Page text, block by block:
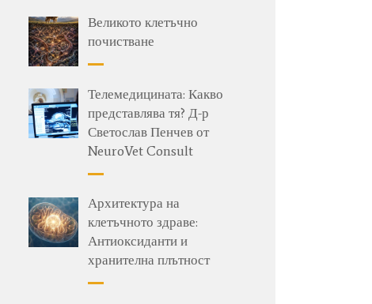
Великото клетъчно
почистване
Телемедицината: Какво
представлява тя? Д-р
Светослав Пенчев от
NeuroVet Consult
Архитектура на
клетъчното здраве:
Антиоксиданти и
хранителна плътност